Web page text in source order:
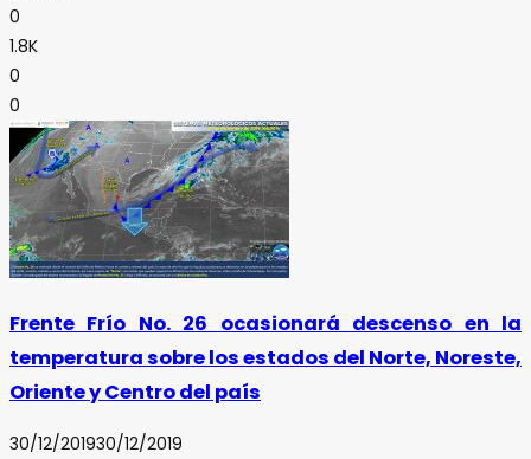
0
1.8K
0
0
Frente Frío No. 26 ocasionará descenso en la
temperatura sobre los estados del Norte, Noreste,
Oriente y Centro del país
30/12/201930/12/2019